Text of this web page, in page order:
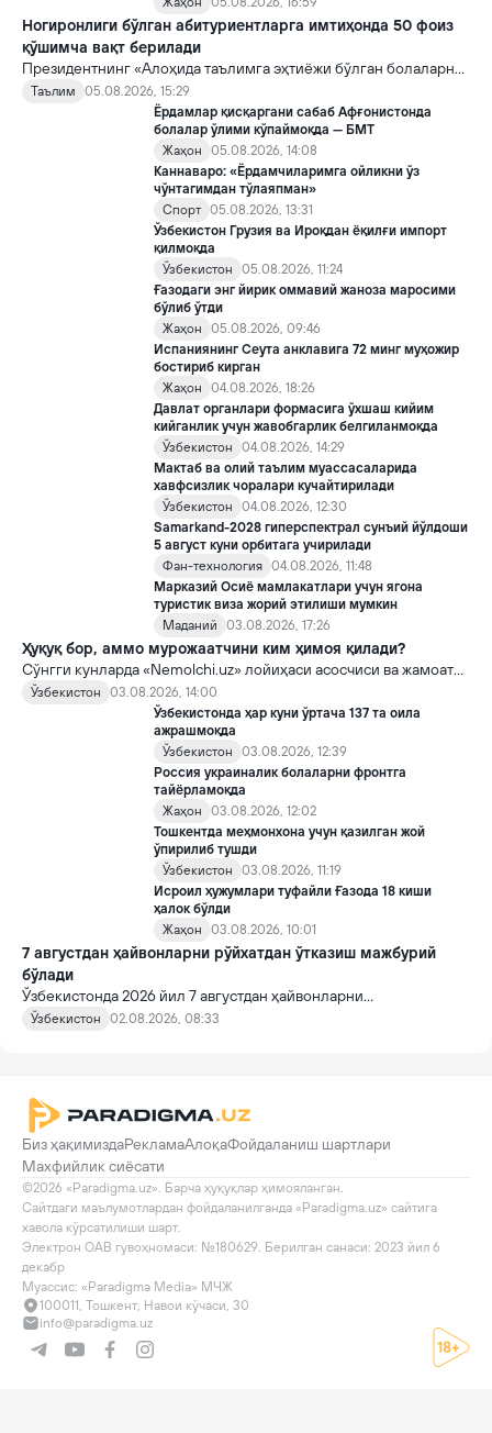
Ногиронлиги бўлган абитуриентларга имтиҳонда 50 фоиз
қўшимча вақт берилади
Президентнинг «Алоҳида таълимга эҳтиёжи бўлган болаларни
таълим ва ижтимоий хизматлар билан қамраб олиш тизимини
такомиллаштириш бўйича қўшимча чора-тадбирлар
тўғрисида»ги қарори билан инклюзив таълим соҳасида қатор
янги механизмлар жорий этилади.
Таълим
05.08.2026, 15:29
Ёрдамлар қисқаргани сабаб Афғонистонда
болалар ўлими кўпаймоқда — БМТ
Жаҳон
05.08.2026, 14:08
Каннаваро: «Ёрдамчиларимга ойликни ўз
чўнтагимдан тўлаяпман»
Спорт 05.08.2026, 13:31
Ўзбекистон Грузия ва Ироқдан ёқилғи импорт
қилмоқда
Ўзбекистон
05.08.2026, 11:24
Ғазодаги энг йирик оммавий жаноза маросими
бўлиб ўтди
Жаҳон
05.08.2026, 09:46
Испаниянинг Сеута анклавига 72 минг муҳожир
бостириб кирган
Жаҳон
04.08.2026, 18:26
Давлат органлари формасига ўхшаш кийим
кийганлик учун жавобгарлик белгиланмоқда
Ўзбекистон
04.08.2026, 14:29
Мактаб ва олий таълим муассасаларида
хавфсизлик чоралари кучайтирилади
Ўзбекистон
04.08.2026, 12:30
Samarkand-2028 гиперспектрал сунъий йўлдоши
5 август куни орбитага учирилади
Фан-технология 04.08.2026, 11:48
Марказий Осиё мамлакатлари учун ягона
туристик виза жорий этилиши мумкин
Маданий
03.08.2026, 17:26
Ҳуқуқ бор, аммо мурожаатчини ким ҳимоя қилади?
Сўнгги кунларда «Nemolchi.uz» лойиҳаси асосчиси ва жамоат
фаоли Ирина Матвиенко билан боғлиқ воқеа жамоатчиликда
кенг муҳокама қилинмоқда.
Ўзбекистон
03.08.2026, 14:00
Ўзбекистонда ҳар куни ўртача 137 та оила
ажрашмоқда
Ўзбекистон
03.08.2026, 12:39
Россия украиналик болаларни фронтга
тайёрламоқда
Жаҳон
03.08.2026, 12:02
Тошкентда меҳмонхона учун қазилган жой
ўпирилиб тушди
Ўзбекистон
03.08.2026, 11:19
Исроил ҳужумлари туфайли Ғазода 18 киши
ҳалок бўлди
Жаҳон
03.08.2026, 10:01
7 августдан ҳайвонларни рўйхатдан ўтказиш мажбурий
бўлади
Ўзбекистонда 2026 йил 7 августдан ҳайвонларни
идентификация қилиш ва давлат рўйхатидан ўтказишнинг янги
Ўзбекистон 02.08.2026, 08:33
Биз ҳақимиздаРекламаАлоқаФойдаланиш шартлари
Махфийлик сиёсати
©2026 «Paradigma.uz». Барча ҳуқуқлар ҳимояланган.
Сайтдаги маълумотлардан фойдаланилганда «Paradigma.uz» сайтига
хавола кўрсатилиши шарт.
Электрон ОАВ гувоҳномаси: №180629. Берилган санаси: 2023 йил 6
декабр
Муассис: «Paradigma Media» МЧЖ
100011, Тошкент, Навои кўчаси, 30
info@paradigma.uz